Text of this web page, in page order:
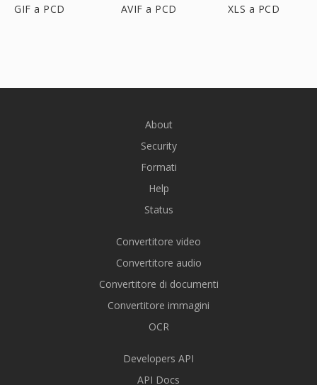
GIF a PCD AVIF a PCD XLS a PCD
About
Security
Formati
Help
Status
Convertitore video
Convertitore audio
Convertitore di documenti
Convertitore immagini
OCR
Developers API
API Docs